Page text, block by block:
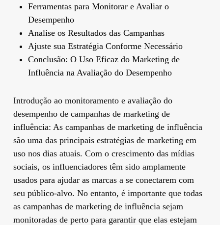
Ferramentas para Monitorar e Avaliar o
Desempenho
Analise os Resultados das Campanhas
Ajuste sua Estratégia Conforme Necessário
Conclusão: O Uso Eficaz do Marketing de
Influência na Avaliação do Desempenho
Introdução ao monitoramento e avaliação do
desempenho de campanhas de marketing de
influência: As campanhas de marketing de influência
são uma das principais estratégias de marketing em
uso nos dias atuais. Com o crescimento das mídias
sociais, os influenciadores têm sido amplamente
usados para ajudar as marcas a se conectarem com
seu público-alvo. No entanto, é importante que todas
as campanhas de marketing de influência sejam
monitoradas de perto para garantir que elas estejam